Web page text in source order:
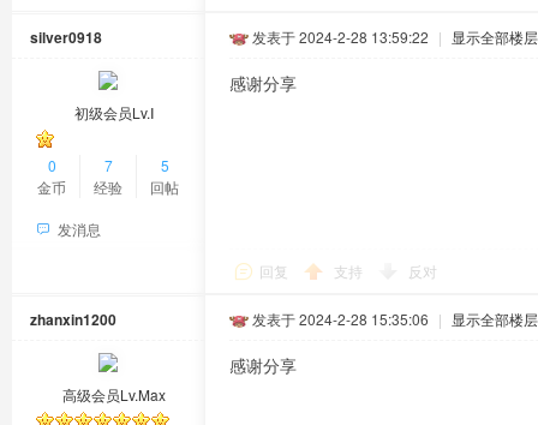
silver0918
初级会员Lv.Ⅰ
0
金币
7
经验
5
回帖
发消息
发表于 2024-2-28 13:59:22 | 显示全部楼层
感谢分享
回复 支持 反对
zhanxin1200
高级会员Lv.Max
发表于 2024-2-28 15:35:06 | 显示全部楼层
感谢分享